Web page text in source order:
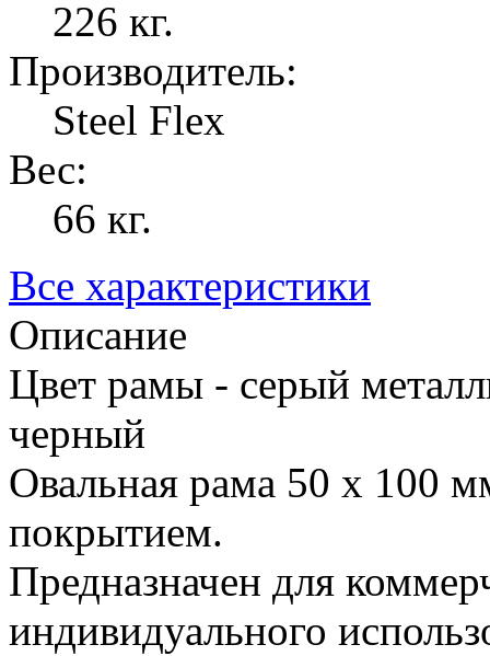
226 кг.
Производитель:
Steel Flex
Вес:
66 кг.
Все характеристики
Описание
Цвет рамы - серый
черный
Овальная рама 50 х 100
покрытием.
Предназначен для
индивидуального